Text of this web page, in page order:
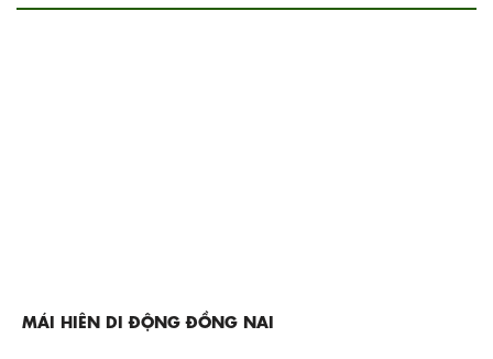
MÁI HIÊN DI ĐỘNG ĐỒNG NAI